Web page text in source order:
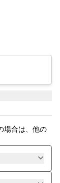
場合は、他の